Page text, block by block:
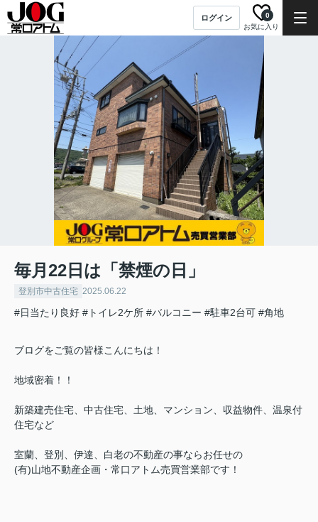
ログイン
お気に入り
0
毎月22日は「禁煙の日」
登別市中古住宅 2025.06.22
#日当たり良好 #トイレ2ケ所 #バルコニー #駐車2台可 #角地
ブログをご覧の皆様こんにちは！
地域密着！！
新築建売住宅、中古住宅、土地、マンション、収益物件、温泉付
住宅など
室蘭、登別、伊達、白老の不動産の事ならお任せの
(有)山地不動産企画・常口アトム売買営業部です！